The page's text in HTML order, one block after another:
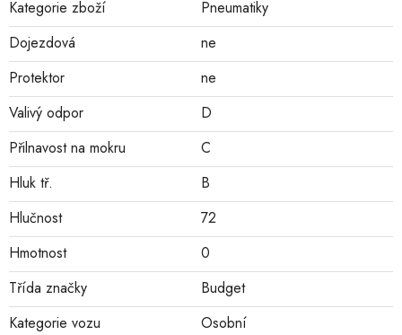
Kategorie zboží
Pneumatiky
Dojezdová
ne
Protektor
ne
Valivý odpor
D
Přilnavost na mokru
C
Hluk tř.
B
Hlučnost
72
Hmotnost
0
Třída značky
Budget
Kategorie vozu
Osobní